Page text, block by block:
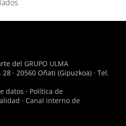
del GRUPO ULMA
· 20560 Oñati (Gipuzkoa) · Tel.
datos · Política de
· Canal interno de